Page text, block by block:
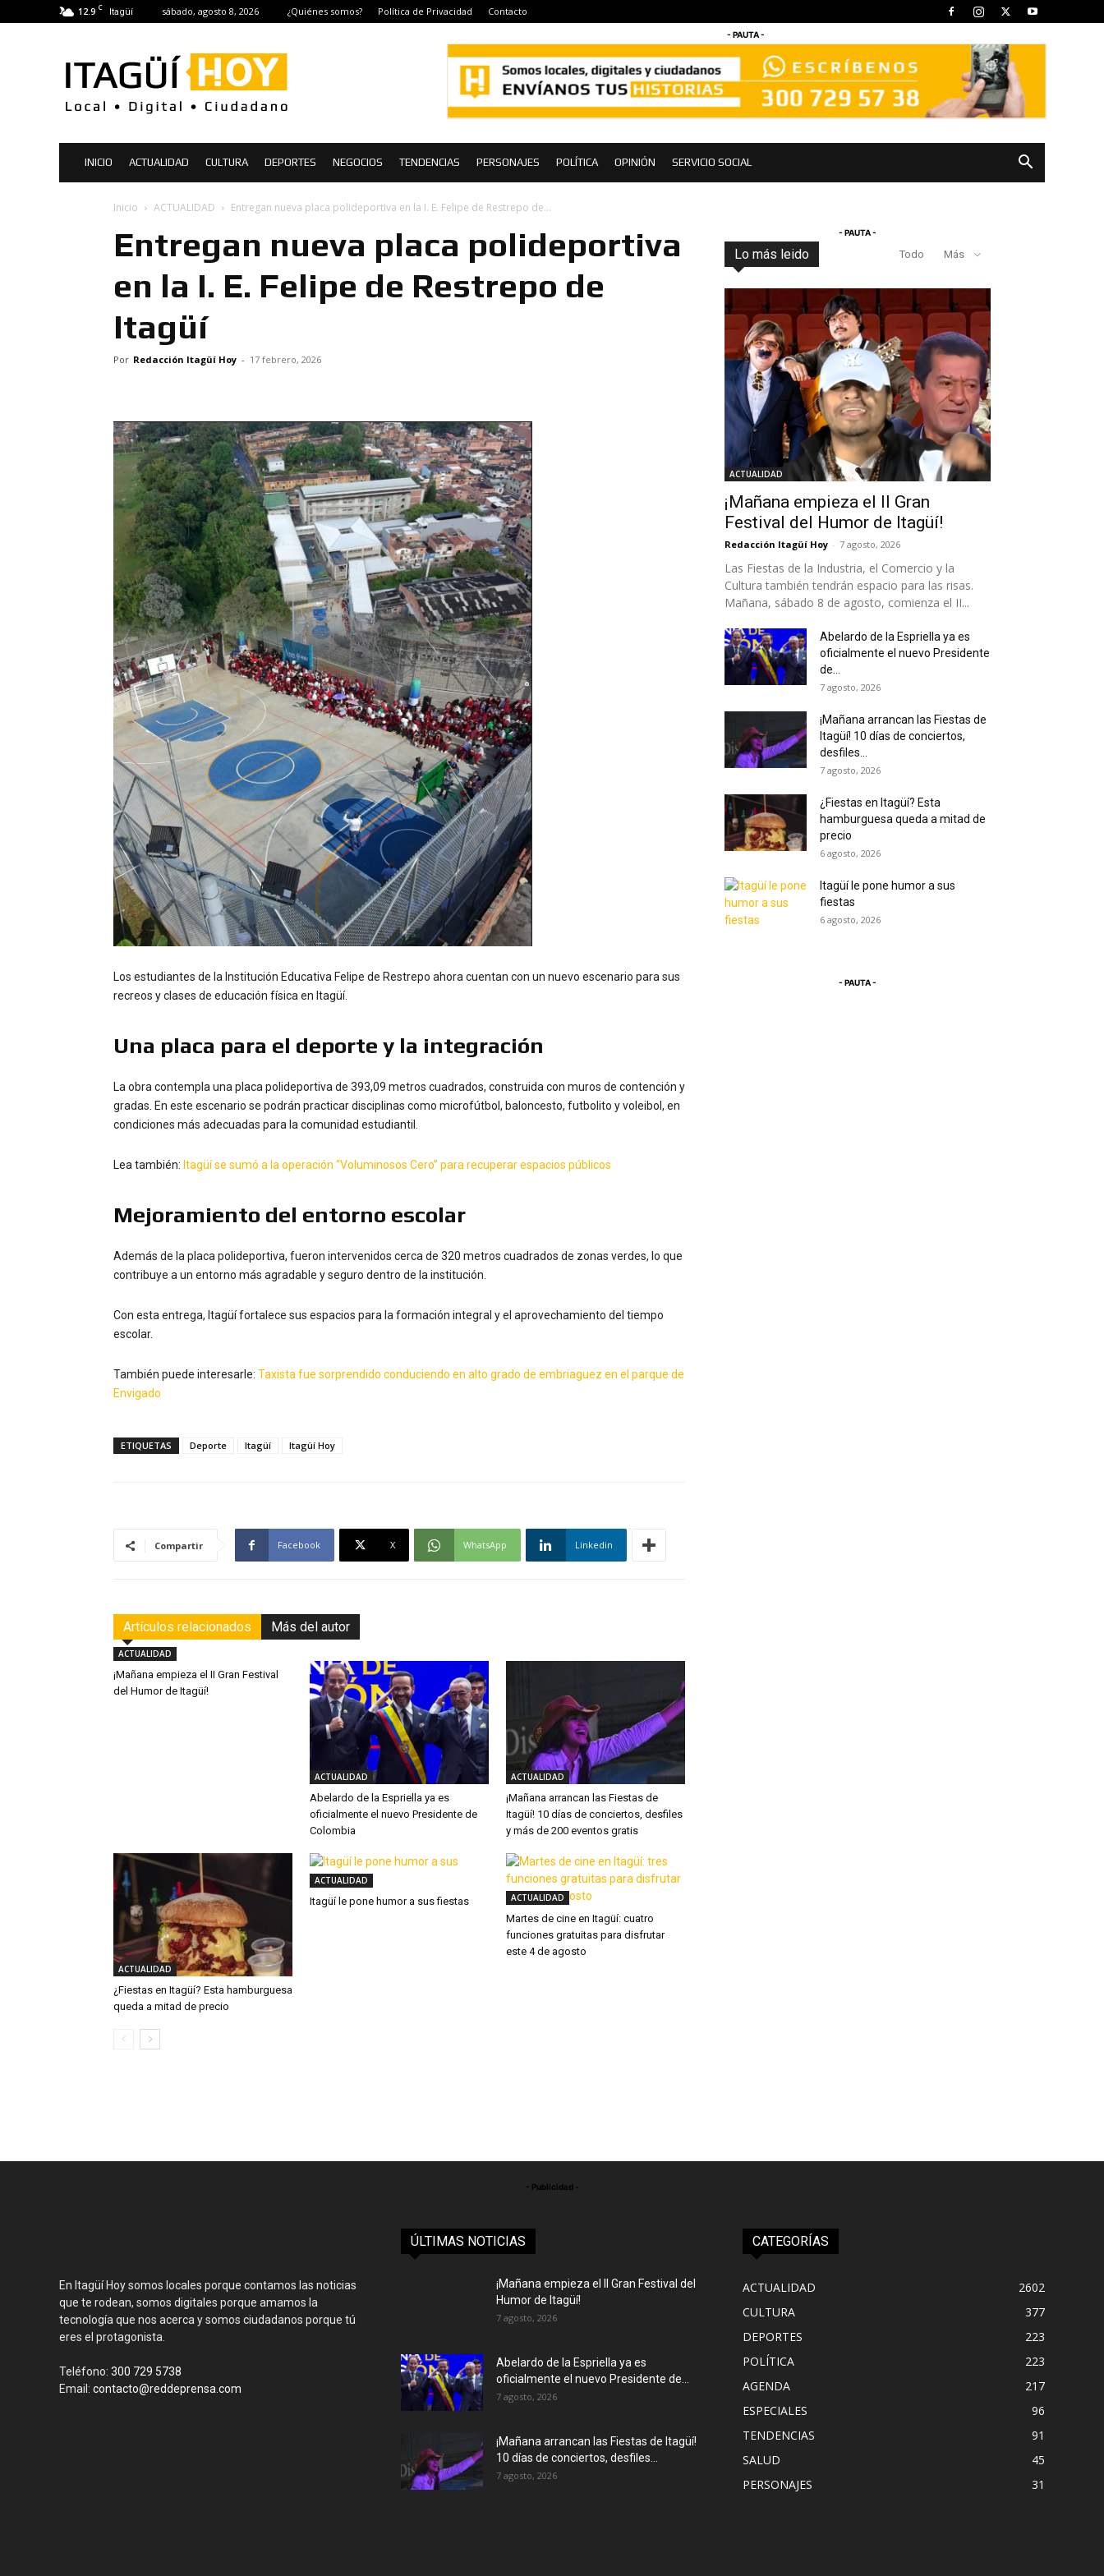
12.9 C Itagüí sábado, agosto 8, 2026 ¿Quiénes somos? Política de Privacidad Contacto
Hoy
|
Noticias
Itagüí
- PAUTA -
INICIO ACTUALIDAD CULTURA DEPORTES NEGOCIOS TENDENCIAS PERSONAJES POLÍTICA OPINIÓN SERVICIO SOCIAL
Inicio ACTUALIDAD Entregan nueva placa polideportiva en la I. E. Felipe de Restrepo de...
Entregan nueva placa polideportiva
en la I. E. Felipe de Restrepo de
Itagüí
Por Redacción Itagüí Hoy - 17 febrero, 2026
Los estudiantes de la Institución Educativa Felipe de Restrepo ahora cuentan con un nuevo escenario para sus
recreos y clases de educación física en Itagüí.
Una placa para el deporte y la integración
La obra contempla una placa polideportiva de 393,09 metros cuadrados, construida con muros de contención y
gradas. En este escenario se podrán practicar disciplinas como microfútbol, baloncesto, futbolito y voleibol, en
condiciones más adecuadas para la comunidad estudiantil.
Lea también: Itagüí se sumó a la operación “Voluminosos Cero” para recuperar espacios públicos
Mejoramiento del entorno escolar
Además de la placa polideportiva, fueron intervenidos cerca de 320 metros cuadrados de zonas verdes, lo que
contribuye a un entorno más agradable y seguro dentro de la institución.
Con esta entrega, Itagüí fortalece sus espacios para la formación integral y el aprovechamiento del tiempo
escolar.
También puede interesarle: Taxista fue sorprendido conduciendo en alto grado de embriaguez en el parque de
Envigado
ETIQUETAS Deporte Itagüí Itagüí Hoy
Compartir Facebook X WhatsApp Linkedin
Artículos relacionados Más del autor
ACTUALIDAD
¡Mañana empieza el II Gran Festival
del Humor de Itagüí!
ACTUALIDAD
Abelardo de la Espriella ya es
oficialmente el nuevo Presidente de
Colombia
ACTUALIDAD
¡Mañana arrancan las Fiestas de
Itagüí! 10 días de conciertos, desfiles
y más de 200 eventos gratis
ACTUALIDAD
¿Fiestas en Itagüí? Esta hamburguesa
queda a mitad de precio
ACTUALIDAD
Itagüí le pone humor a sus fiestas ACTUALIDAD
Martes de cine en Itagüí: cuatro
funciones gratuitas para disfrutar
este 4 de agosto
- PAUTA -
Lo más leido Todo Más
ACTUALIDAD
¡Mañana empieza el II Gran
Festival del Humor de Itagüí!
Redacción Itagüí Hoy - 7 agosto, 2026
Las Fiestas de la Industria, el Comercio y la
Cultura también tendrán espacio para las risas.
Mañana, sábado 8 de agosto, comienza el II...
Abelardo de la Espriella ya es
oficialmente el nuevo Presidente
de...
7 agosto, 2026
¡Mañana arrancan las Fiestas de
Itagüí! 10 días de conciertos,
desfiles...
7 agosto, 2026
¿Fiestas en Itagüí? Esta
hamburguesa queda a mitad de
precio
6 agosto, 2026
Itagüí le pone humor a sus
fiestas
6 agosto, 2026
- PAUTA -
- Publicidad -
En Itagüí Hoy somos locales porque contamos las noticias
que te rodean, somos digitales porque amamos la
tecnología que nos acerca y somos ciudadanos porque tú
eres el protagonista.
Teléfono: 300 729 5738
Email: contacto@reddeprensa.com
ÚLTIMAS NOTICIAS
¡Mañana empieza el II Gran Festival del
Humor de Itagüí!
7 agosto, 2026
Abelardo de la Espriella ya es
oficialmente el nuevo Presidente de...
7 agosto, 2026
¡Mañana arrancan las Fiestas de Itagüí!
10 días de conciertos, desfiles...
7 agosto, 2026
CATEGORÍAS
ACTUALIDAD
2602
CULTURA
377
DEPORTES
223
POLÍTICA
223
AGENDA
217
ESPECIALES
96
TENDENCIAS
91
SALUD
45
PERSONAJES
31